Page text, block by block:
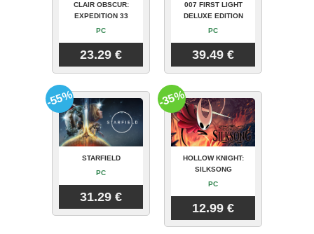
CLAIR OBSCUR:
EXPEDITION 33
PC
23.29 €
007 FIRST LIGHT
DELUXE EDITION
PC
39.49 €
STARFIELD
PC
31.29 €
-55%
HOLLOW KNIGHT:
SILKSONG
PC
12.99 €
-35%